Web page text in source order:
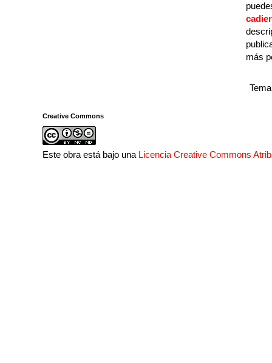
más
Creative Commons
Este obra está bajo una Licencia Creative Commons